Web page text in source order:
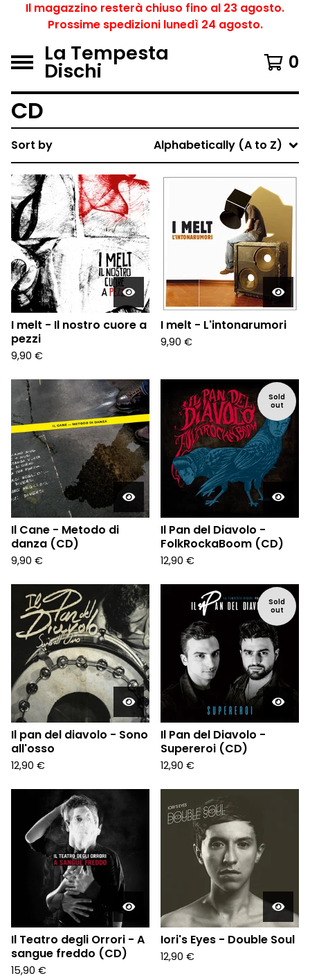
Il magazzino resterà chiuso fino al 23 agosto.
Prossime spedizioni lunedì 24 agosto.
La Tempesta
Dischi 0
CD
Sort by Alphabetically (A to Z)
I melt - Il nostro cuore a
pezzi
9,90 €
I melt - L'intonarumori
9,90 €
Il Cane - Metodo di
danza (CD)
9,90 €
Sold
out
Il Pan del Diavolo -
FolkRockaBoom (CD)
12,90 €
Il pan del diavolo - Sono
all'osso
12,90 €
Sold
out
Il Pan del Diavolo -
Supereroi (CD)
12,90 €
Il Teatro degli Orrori - A
sangue freddo (CD)
15,90 €
Iori's Eyes - Double Soul
12,90 €